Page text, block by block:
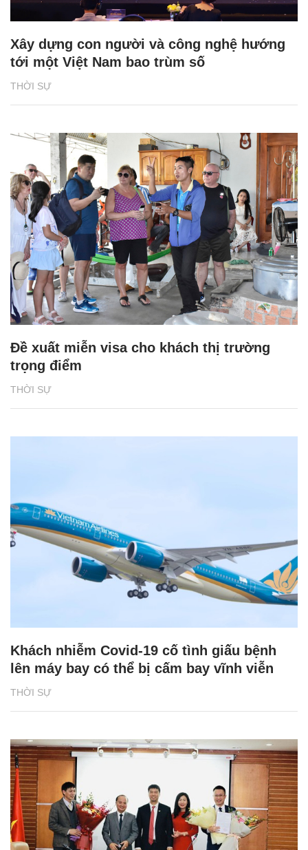
THỜI SỰ
Xây dựng con người và công nghệ hướng
tới một Việt Nam bao trùm số
THỜI SỰ
Đề xuất miễn visa cho khách thị trường
trọng điểm
THỜI SỰ
Khách nhiễm Covid-19 cố tình giấu bệnh
lên máy bay có thể bị cấm bay vĩnh viễn